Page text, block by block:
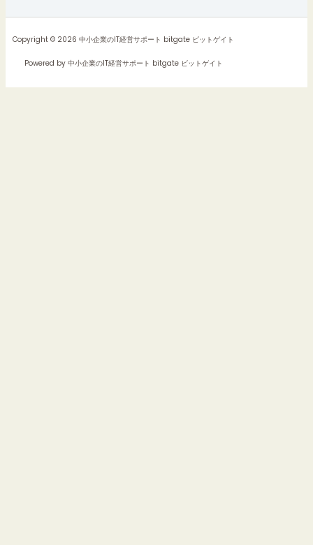
Copyright © 2026 中小企業のIT経営サポート bitgate ビットゲイト
Powered by 中小企業のIT経営サポート bitgate ビットゲイト